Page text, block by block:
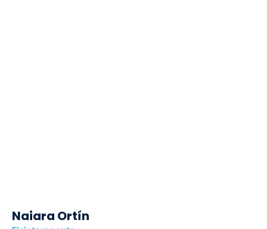
Naiara Ortín